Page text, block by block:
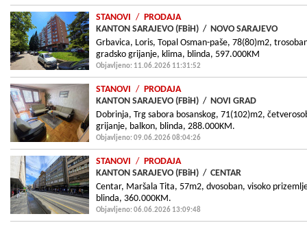
STANOVI / PRODAJA
KANTON SARAJEVO (FBiH) / NOVO SARAJEVO
Grbavica, Loris, Topal Osman-paše, 78(80)m2,
gradsko grijanje, klima, blinda, 597.000KM
Objavljeno: 11.06.2026 11:31:52
STANOVI / PRODAJA
KANTON SARAJEVO (FBiH) / NOVI GRAD
Dobrinja, Trg sabora bosanskog, 71(102)m2,
grijanje, balkon, blinda, 288.000KM.
Objavljeno: 09.06.2026 08:04:26
STANOVI / PRODAJA
KANTON SARAJEVO (FBiH) / CENTAR
Centar, Maršala Tita, 57m2, dvosoban, visoko
blinda, 360.000KM.
Objavljeno: 06.06.2026 13:09:48